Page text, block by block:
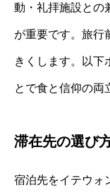
動・礼拝施設との
が重要です。旅行
きくします。以下
とで食と信仰の両
滞在先の選び
宿泊先をイテウォ